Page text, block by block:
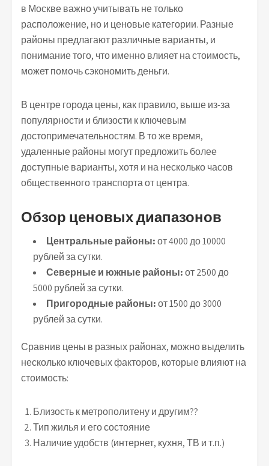
в Москве важно учитывать не только
расположение, но и ценовые категории. Разные
районы предлагают различные варианты, и
понимание того, что именно влияет на стоимость,
может помочь сэкономить деньги.
В центре города цены, как правило, выше из-за
популярности и близости к ключевым
достопримечательностям. В то же время,
удаленные районы могут предложить более
доступные варианты, хотя и на несколько часов
общественного транспорта от центра.
Обзор ценовых диапазонов
Центральные районы:от 4000 до 10000
рублей за сутки.
Северные и южные районы:от 2500 до
5000 рублей за сутки.
Пригородные районы:от 1500 до 3000
рублей за сутки.
Сравнив цены в разных районах, можно выделить
несколько ключевых факторов, которые влияют на
стоимость:
Близость к метрополитену и другим??
Тип жилья и его состояние
Наличие удобств (интернет, кухня, ТВ и т.п.)